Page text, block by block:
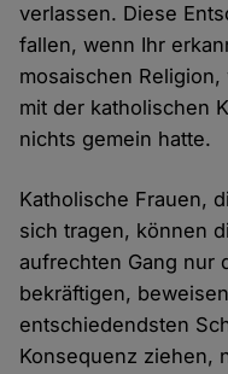
verlassen. Diese
fallen, wenn Ihr
mosaischen
mit der katholischen
nichts gemein hatte.
Katholische Frauen,
sich tragen, können
aufrechten Gang nur
bekräftigen,
entschiedendsten
Konsequenz ziehen,